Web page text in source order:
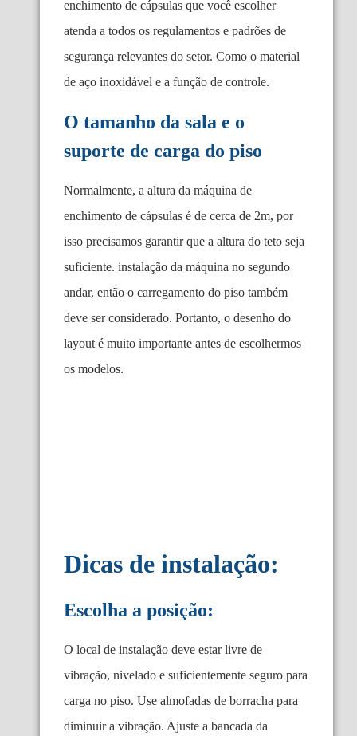
enchimento de cápsulas que você escolher
atenda a todos os regulamentos e padrões de
segurança relevantes do setor. Como o material
de aço inoxidável e a função de controle.
O tamanho da sala e o
suporte de carga do piso
Normalmente, a altura da máquina de
enchimento de cápsulas é de cerca de 2m, por
isso precisamos garantir que a altura do teto seja
suficiente. instalação da máquina no segundo
andar, então o carregamento do piso também
deve ser considerado. Portanto, o desenho do
layout é muito importante antes de escolhermos
os modelos.
Dicas de instalação:
Escolha a posição:
O local de instalação deve estar livre de
vibração, nivelado e suficientemente seguro para
carga no piso. Use almofadas de borracha para
diminuir a vibração. Ajuste a bancada da